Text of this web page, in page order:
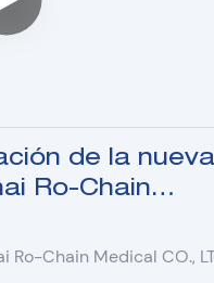
de la nueva
Ro-Chain
Ro-Chain Medical CO.,